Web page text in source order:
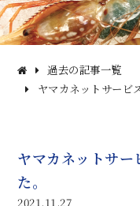
過去の記事一覧
ヤマカネットサービ
ヤマカネットサ
た。
2021.11.27